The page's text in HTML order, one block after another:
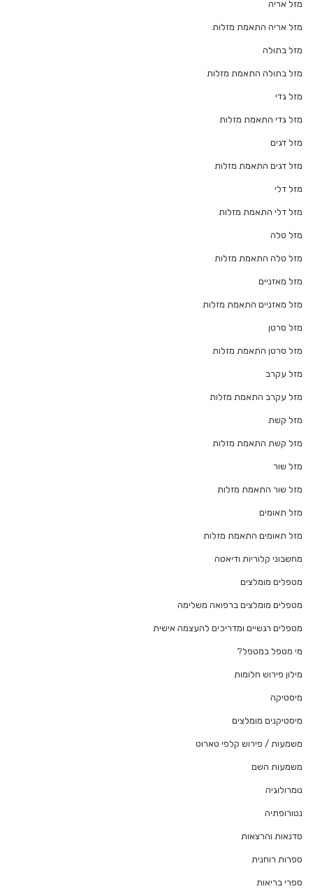
מזל אריה
מזל אריה התאמת מזלות
מזל בתולה
מזל בתולה התאמת מזלות
מזל גדי
מזל גדי התאמת מזלות
מזל דגים
מזל דגים התאמת מזלות
מזל דלי
מזל דלי התאמת מזלות
מזל טלה
מזל טלה התאמת מזלות
מזל מאזניים
מזל מאזניים התאמת מזלות
מזל סרטן
מזל סרטן התאמת מזלות
מזל עקרב
מזל עקרב התאמת מזלות
מזל קשת
מזל קשת התאמת מזלות
מזל שור
מזל שור התאמת מזלות
מזל תאומים
מזל תאומים התאמת מזלות
מחשבוני קלוריות ודיאטה
מטפלים מומלצים
מטפלים מומלצים ברפואה משלימה
מטפלים רגשיים ומדריכים להעצמה אישית
מי מטפל במטפל?
מילון פירוש חלומות
מיסטיקה
מיסטיקנים מומלצים
משמעות / פירוש קלפי טארוט
משמעות השם
נומרולוגיה
נטורופתיה
סדנאות והרצאות
ספרות רוחנית
ספרי בריאות